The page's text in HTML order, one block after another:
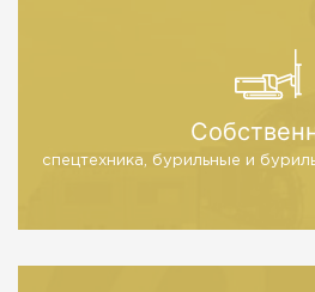
спецтехника, бурильные и